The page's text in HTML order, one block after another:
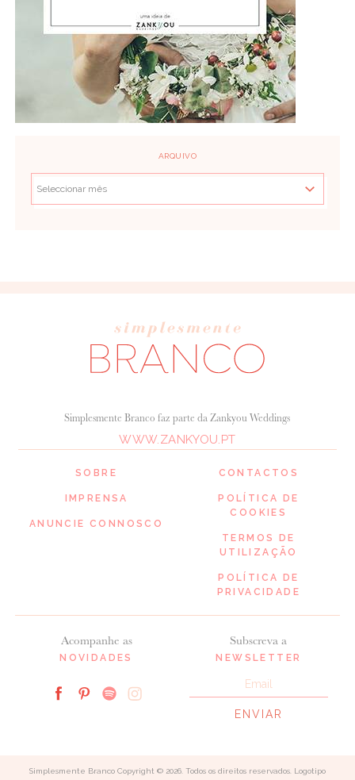
ARQUIVO
SOBRE
IMPRENSA
ANUNCIE CONNOSCO
Acompanhe as
NOVIDADES
Simplesmente Branco faz parte da Zankyou Weddings
WWW.ZANKYOU.PT
Subscreva a
NEWSLETTER
CONTACTOS
POLÍTICA DE
COOKIES
TERMOS DE
UTILIZAÇÃO
POLÍTICA DE
PRIVACIDADE
Simplesmente Branco Copyright © 2026. Todos os direitos reservados. Logotipo